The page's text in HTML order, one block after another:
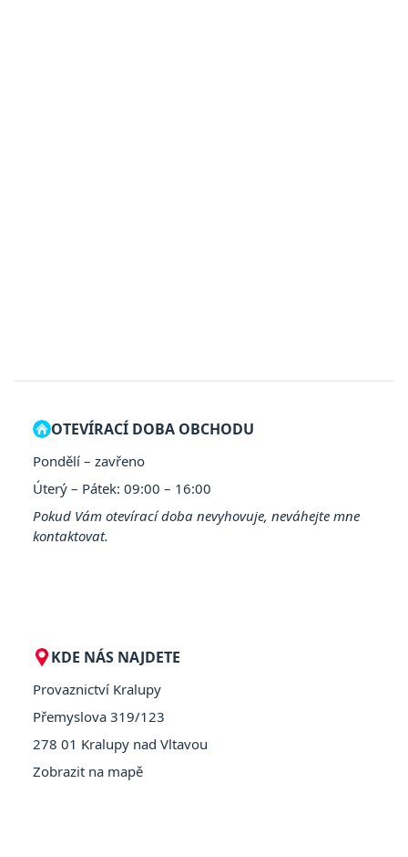
OTEVÍRACÍ DOBA OBCHODU
Pondělí – zavřeno
Úterý – Pátek: 09:00 – 16:00
Pokud Vám otevírací doba nevyhovuje, neváhejte mne
kontaktovat.
KDE NÁS NAJDETE
Provaznictví Kralupy
Přemyslova 319/123
278 01 Kralupy nad Vltavou
Zobrazit na mapě